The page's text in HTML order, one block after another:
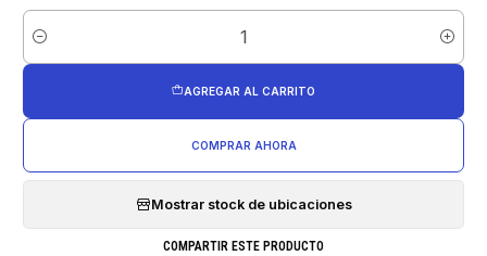
Cantidad
AGREGAR AL CARRITO
COMPRAR AHORA
Mostrar stock de ubicaciones
COMPARTIR ESTE PRODUCTO